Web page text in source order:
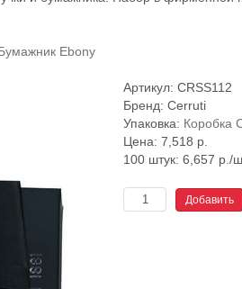
Бумажник Ebony
Артикул: CRSS112
Бренд: Cerruti
Упаковка: Коробка
Цена: 7,518 р.
100 штук: 6,657 р./